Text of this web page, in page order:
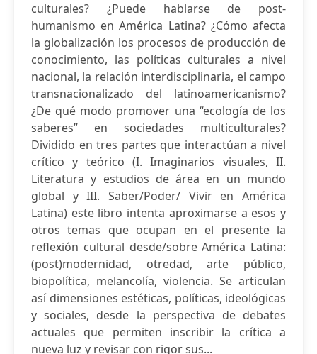
culturales? ¿Puede hablarse de post-
humanismo en América Latina? ¿Cómo afecta
la globalización los procesos de producción de
conocimiento, las políticas culturales a nivel
nacional, la relación interdisciplinaria, el campo
transnacionalizado del latinoamericanismo?
¿De qué modo promover una “ecología de los
saberes” en sociedades multiculturales?
Dividido en tres partes que interactúan a nivel
crítico y teórico (I. Imaginarios visuales, II.
Literatura y estudios de área en un mundo
global y III. Saber/Poder/ Vivir en América
Latina) este libro intenta aproximarse a esos y
otros temas que ocupan en el presente la
reflexión cultural desde/sobre América Latina:
(post)modernidad, otredad, arte público,
biopolítica, melancolía, violencia. Se articulan
así dimensiones estéticas, políticas, ideológicas
y sociales, desde la perspectiva de debates
actuales que permiten inscribir la crítica a
nueva luz y revisar con rigor sus...